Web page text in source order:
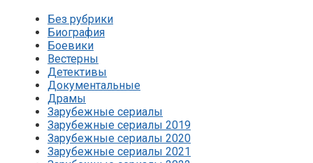
Без рубрики
Биография
Боевики
Вестерны
Детективы
Документальные
Драмы
Зарубежные сериалы
Зарубежные сериалы 2019
Зарубежные сериалы 2020
Зарубежные сериалы 2021